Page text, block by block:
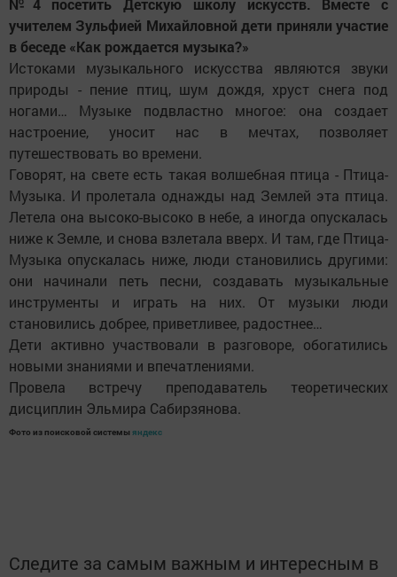
№4 посетить Детскую школу искусств. Вместе с
учителем Зульфией Михайловной дети приняли участие
в беседе «Как рождается музыка?»
Истоками музыкального искусства являются звуки
природы - пение птиц, шум дождя, хруст снега под
ногами… Музыке подвластно многое: она создает
настроение, уносит нас в мечтах, позволяет
путешествовать во времени.
Говорят, на свете есть такая волшебная птица - Птица-
Музыка. И пролетала однажды над Землей эта птица.
Летела она высоко-высоко в небе, а иногда опускалась
ниже к Земле, и снова взлетала вверх. И там, где Птица-
Музыка опускалась ниже, люди становились другими:
они начинали петь песни, создавать музыкальные
инструменты и играть на них. От музыки люди
становились добрее, приветливее, радостнее…
Дети активно участвовали в разговоре, обогатились
новыми знаниями и впечатлениями.
Провела встречу преподаватель теоретических
дисциплин Эльмира Сабирзянова.
Фото из поисковой системы яндекс
Следите за самым важным и интересным в